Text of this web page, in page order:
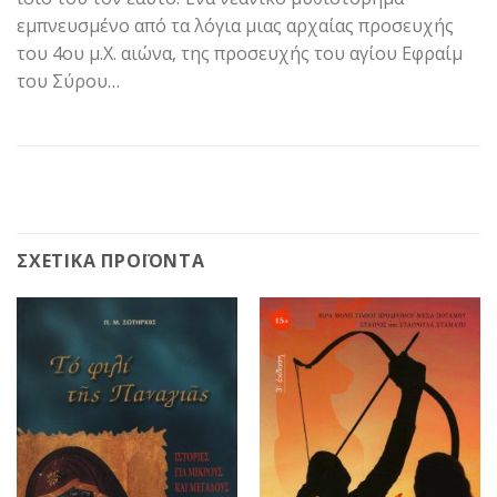
εμπνευσμένο από τα λόγια μιας αρχαίας προσευχής
του 4ου μ.Χ. αιώνα, της προσευχής του αγίου Εφραίμ
του Σύρου…
ΣΧΕΤΙΚΆ ΠΡΟΪΌΝΤΑ